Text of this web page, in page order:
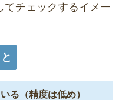
てチェックするイメー
る（精度は低め）